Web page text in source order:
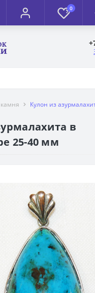
0
Кулон из
в
25-40 мм